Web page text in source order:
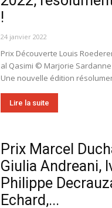
!
24 janvier 2022
Prix Découverte Louis
al Qasimi © Marjorie
Une nouvelle édition
Lire la suite
Prix Marcel
Giulia Andreani,
Philippe
Echard,...